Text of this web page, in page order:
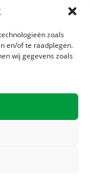
zoals
en/of te raadplegen.
wij gegevens zoals
op de hoogte